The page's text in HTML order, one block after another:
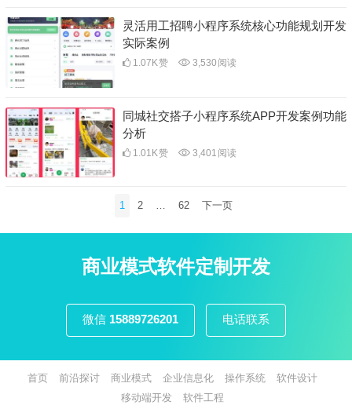
灵活用工招聘小程序系统核心功能规划开发
实际案例
1.07K赞 3,530 阅读
同城社交搭子小程序系统APP开发案例功能
分析
1.01K赞 3,401 阅读
分
1 2 62 下一页
商业模式软件定制开发
微信 15889726201 电话联系
首页 前沿探讨 商业模式 企业信息化 操作系统
软件设计
移动端开发
软件工程